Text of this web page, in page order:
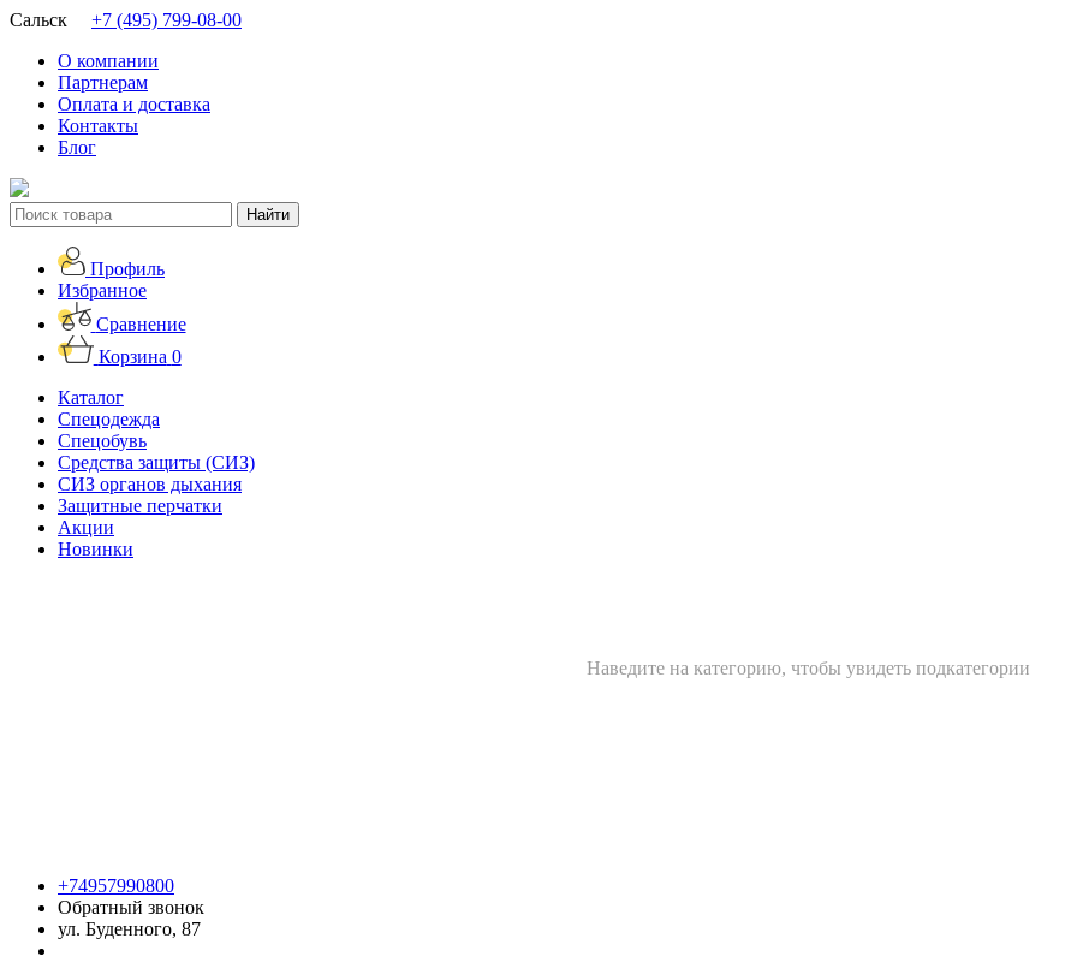
Сальск
+7 (495) 799-08-00
О компании
Партнерам
Оплата и доставка
Контакты
Блог
Профиль
Избранное
Сравнение
Корзина 0
Каталог
Спецодежда
Спецобувь
Средства защиты (СИЗ)
СИЗ органов дыхания
Защитные перчатки
Акции
Новинки
Наведите на категорию, чтобы увидеть подкатегории
+74957990800
Обратный звонок
ул. Буденного, 87